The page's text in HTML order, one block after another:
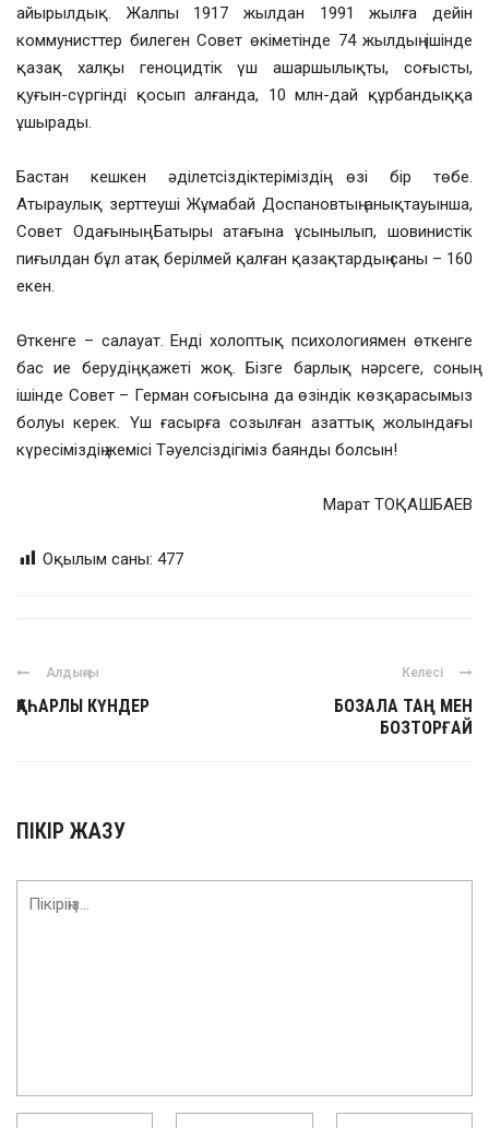
айырылдық. Жалпы 1917 жылдан 1991 жылға дейін
коммунисттер билеген Совет өкіметінде 74 жылдың ішінде
қазақ халқы геноцидтік үш ашаршылықты, соғысты,
қуғын-сүргінді қосып алғанда, 10 млн-дай құрбандыққа
ұшырады.
Бастан кешкен әділетсіздіктеріміздің өзі бір төбе.
Атыраулық зерттеуші Жұмабай Доспановтың анықтауынша,
Совет Одағының Батыры атағына ұсынылып, шовинистік
пиғылдан бұл атақ берілмей қалған қазақтардың саны – 160
екен.
Өткенге – салауат. Енді холоптық психологиямен өткенге
бас ие берудің қажеті жоқ. Бізге барлық нәрсеге, соның
ішінде Совет – Герман соғысына да өзіндік көзқарасымыз
болуы керек. Үш ғасырға созылған азаттық жолындағы
күресіміздің жемісі Тәуелсіздігіміз баянды болсын!
Марат ТОҚАШБАЕВ
Оқылым саны: 477
Алдыңғы
ҚАҺАРЛЫ КҮНДЕР
Келесі
БОЗАЛА ТАҢ МЕН
БОЗТОРҒАЙ
ПІКІР ЖАЗУ